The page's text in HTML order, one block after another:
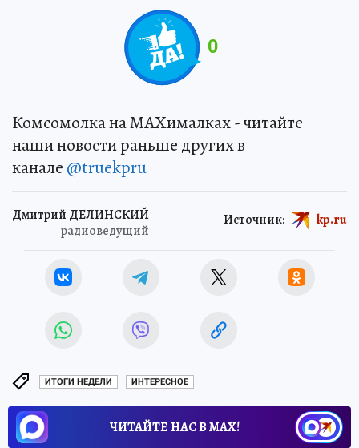
0
Комсомолка на MAXималках - читайте
наши новости раньше других в
канале @truekpru
Дмитрий ДЕЛИНСКИЙ
радиоведущий
Источник: kp.ru
ИТОГИ НЕДЕЛИ ИНТЕРЕСНОЕ
ЧИТАЙТЕ НАС В МАХ!